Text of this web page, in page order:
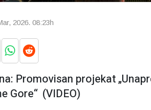
2026. 08:23h
Promovisan projekat
Gore“ (VIDEO)